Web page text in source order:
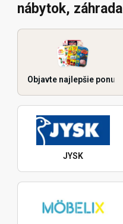
nábytok, záhrada
Objavte najlepšie ponuky
JYSK